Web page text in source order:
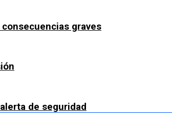
graves
de seguridad